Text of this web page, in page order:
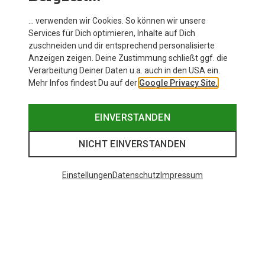
… verwenden wir Cookies. So können wir unsere
Services für Dich optimieren, Inhalte auf Dich
zuschneiden und dir entsprechend personalisierte
Anzeigen zeigen. Deine Zustimmung schließt ggf. die
Verarbeitung Deiner Daten u.a. auch in den USA ein.
Mehr Infos findest Du auf der Google Privacy Site.
EINVERSTANDEN
NICHT EINVERSTANDEN
EinstellungenDatenschutz Impressum